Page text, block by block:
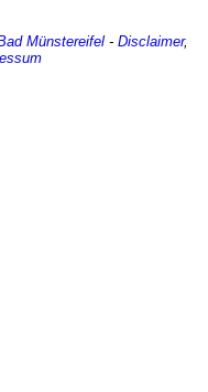
Münstereifel- Disclaimer,